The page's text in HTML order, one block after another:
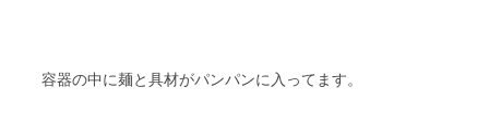
容器の中に麺と具材がパンパンに入ってます。